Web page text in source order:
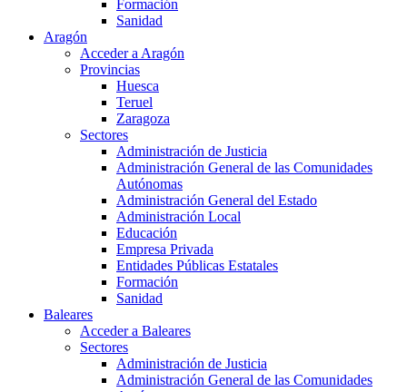
Formación
Sanidad
Aragón
Acceder a Aragón
Provincias
Huesca
Teruel
Zaragoza
Sectores
Administración de Justicia
Administración General de las Comunidades
Autónomas
Administración General del Estado
Administración Local
Educación
Empresa Privada
Entidades Públicas Estatales
Formación
Sanidad
Baleares
Acceder a Baleares
Sectores
Administración de Justicia
Administración General de las Comunidades